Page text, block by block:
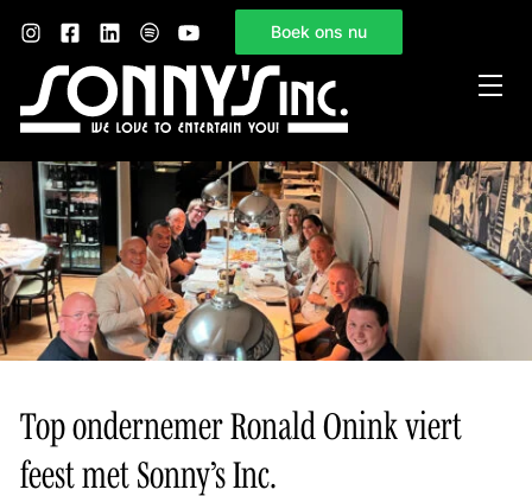
Boek ons nu
Home
Sonny’s Inc.
Mogelijkheden
Gelegenheden
Nieuws
Contact
Top ondernemer Ronald Onink viert
feest met Sonny’s Inc.